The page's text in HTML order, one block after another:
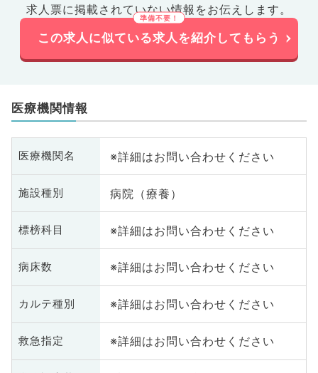
求人票に掲載されていない情報をお伝えします。
この求人に似ている求人を紹介してもらう
医療機関情報
医療機関名 ※詳細はお問い合わせください
施設種別 病院（療養）
標榜科目 ※詳細はお問い合わせください
病床数 ※詳細はお問い合わせください
カルテ種別 ※詳細はお問い合わせください
救急指定 ※詳細はお問い合わせください